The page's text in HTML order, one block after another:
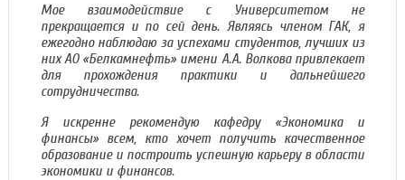
Мое взаимодействие с Университетом не
прекращается и по сей день. Являясь членом ГАК, я
ежегодно наблюдаю за успехами студентов, лучших из
них АО «Белкамнефть» имени А.А. Волкова привлекает
для прохождения практики и дальнейшего
сотрудничества.
Я искренне рекомендую кафедру «Экономика и
финансы» всем, кто хочет получить качественное
образование и построить успешную карьеру в области
экономики и финансов.